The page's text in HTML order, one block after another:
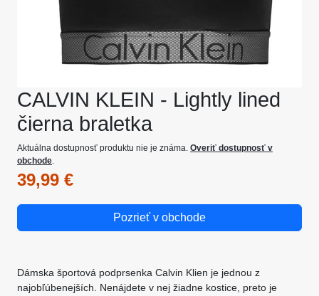
CALVIN KLEIN - Lightly lined
čierna braletka
Aktuálna dostupnosť produktu nie je známa. Overiť dostupnosť v
obchode.
39,99 €
Pozrieť v obchode
Dámska športová podprsenka Calvin Klien je jednou z
najobľúbenejších. Nenájdete v nej žiadne kostice, preto je